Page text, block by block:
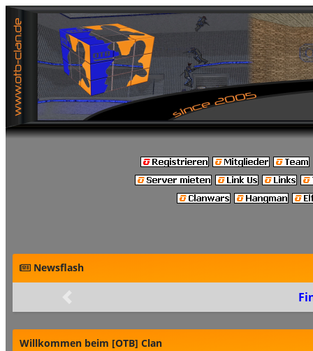
Newsflash
Willkommen beim [OTB] Clan